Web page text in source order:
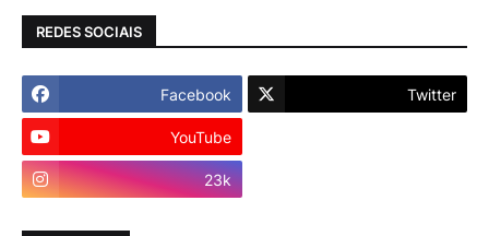
REDES SOCIAIS
Facebook Twitter
YouTube
23k